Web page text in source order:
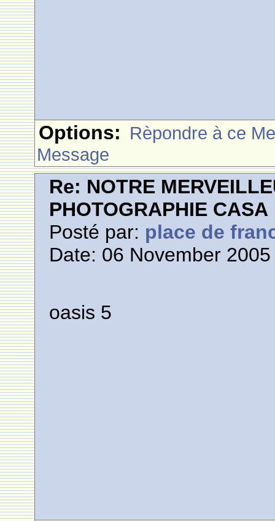
Options: Rèpondre à ce
Message
Re: NOTRE
PHOTOGRAPHIE CASA
Posté par: place de
Date: 06 November
oasis 5